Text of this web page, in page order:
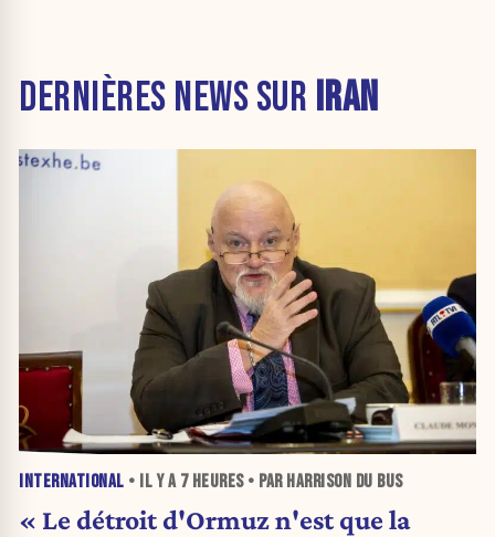
DERNIÈRES NEWS SUR IRAN
INTERNATIONAL • IL Y A 7 HEURES• PAR HARRISON DU BUS
« Le détroit d'Ormuz n'est que la